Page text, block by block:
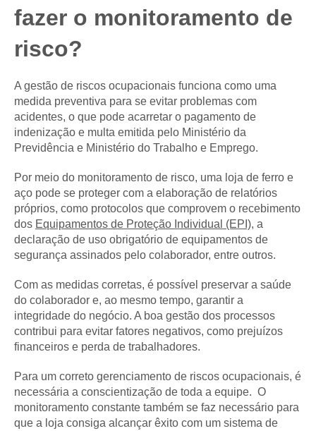
fazer o monitoramento de
risco?
A gestão de riscos ocupacionais funciona como uma
medida preventiva para se evitar problemas com
acidentes, o que pode acarretar o pagamento de
indenização e multa emitida pelo Ministério da
Previdência e Ministério do Trabalho e Emprego.
Por meio do monitoramento de risco, uma loja de ferro e
aço pode se proteger com a elaboração de relatórios
próprios, como protocolos que comprovem o recebimento
dos Equipamentos de Proteção Individual (EPI), a
declaração de uso obrigatório de equipamentos de
segurança assinados pelo colaborador, entre outros.
Com as medidas corretas, é possível preservar a saúde
do colaborador e, ao mesmo tempo, garantir a
integridade do negócio. A boa gestão dos processos
contribui para evitar fatores negativos, como prejuízos
financeiros e perda de trabalhadores.
Para um correto gerenciamento de riscos ocupacionais, é
necessária a conscientização de toda a equipe. O
monitoramento constante também se faz necessário para
que a loja consiga alcançar êxito com um sistema de